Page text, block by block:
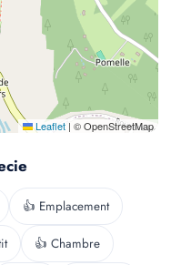
Leaflet | © OpenStreetMap
👍 Emplacement
👍 Chambre